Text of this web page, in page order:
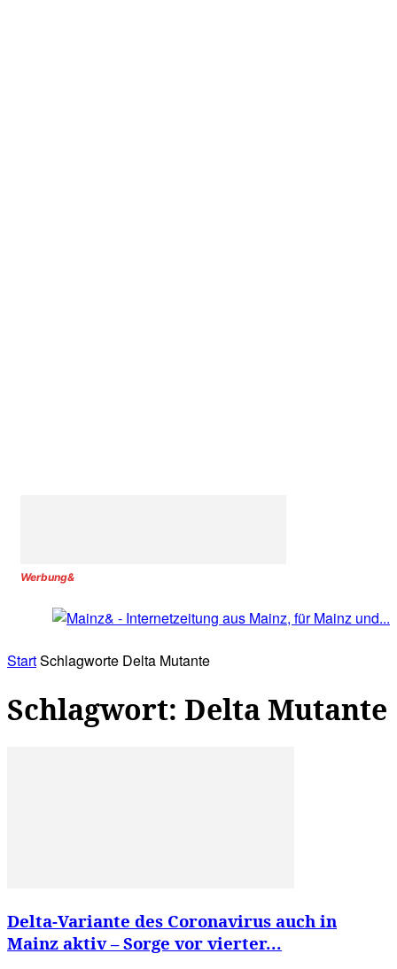
Werbung&
StartSchlagworte Delta Mutante
Schlagwort: Delta Mutante
Delta-Variante des Coronavirus auch in
Mainz aktiv – Sorge vor vierter...